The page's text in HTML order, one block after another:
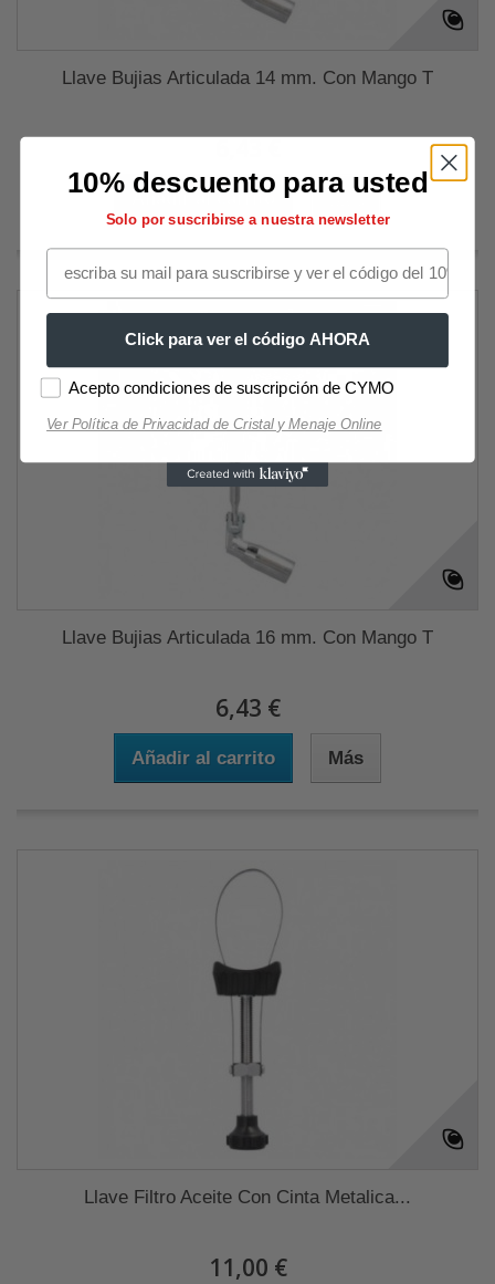
Llave Bujias Articulada 14 mm. Con Mango T
6,43 €
Añadir al carrito Más
Llave Bujias Articulada 16 mm. Con Mango T
6,43 €
Añadir al carrito Más
Llave Filtro Aceite Con Cinta Metalica...
11,00 €
10% descuento para usted
Solo por suscribirse a nuestra newsletter
Click para ver el código AHORA
Acepto condiciones de suscripción de CYMO
Ver Política de Privacidad de Cristal y Menaje Online